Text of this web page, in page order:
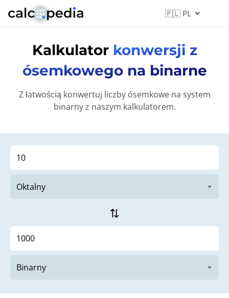
Kalkulator konwersji z
ósemkowego na binarne
Z łatwością konwertuj liczby ósemkowe na system
binarny z naszym kalkulatorem.
sync_alt